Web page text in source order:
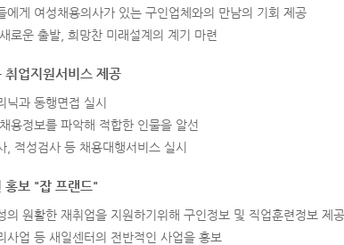
에게 여성채용의사가 있는 구인업체와의 만남의 기회 제공
로운 출발, 희망찬 미래설계의 계기 마련
취업지원서비스 제공
닉과 동행면접 실시
용정보를 파악해 적합한 인물을 알선
, 적성검사 등 채용대행서비스 실시
홍보 "잡 프랜드"
의 원활한 재취업을 지원하기위해 구인정보 및 직업훈련정보 제공
사업 등 새일센터의 전반적인 사업을 홍보